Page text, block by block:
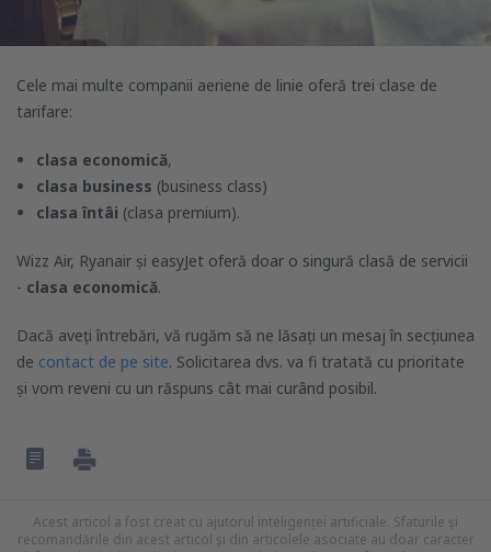
Cele mai multe companii aeriene de linie oferă trei clase de
tarifare:
clasa economică,
clasa business (business class)
clasa întâi (clasa premium).
Wizz Air, Ryanair și easyJet oferă doar o singură clasă de servicii
- clasa economică.
Dacă aveți întrebări, vă rugăm să ne lăsați un mesaj în secțiunea
de contact de pe site. Solicitarea dvs. va fi tratată cu prioritate
și vom reveni cu un răspuns cât mai curând posibil.
Acest articol a fost creat cu ajutorul inteligenței artificiale. Sfaturile și
recomandările din acest articol și din articolele asociate au doar caracter